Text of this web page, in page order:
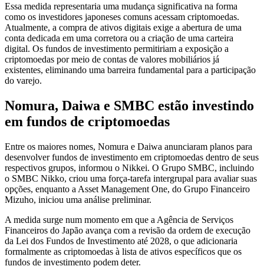
Essa medida representaria uma mudança significativa na forma
como os investidores japoneses comuns acessam criptomoedas.
Atualmente, a compra de ativos digitais exige a abertura de uma
conta dedicada em uma corretora ou a criação de uma carteira
digital. Os fundos de investimento permitiriam a exposição a
criptomoedas por meio de contas de valores mobiliários já
existentes, eliminando uma barreira fundamental para a participação
do varejo.
Nomura, Daiwa e SMBC estão investindo
em fundos de criptomoedas
Entre os maiores nomes, Nomura e Daiwa anunciaram planos para
desenvolver fundos de investimento em criptomoedas dentro de seus
respectivos grupos, informou o Nikkei. O Grupo SMBC, incluindo
o SMBC Nikko, criou uma força-tarefa intergrupal para avaliar suas
opções, enquanto a Asset Management One, do Grupo Financeiro
Mizuho, ​​iniciou uma análise preliminar.
A medida surge num momento em que a Agência de Serviços
Financeiros do Japão avança com a revisão da ordem de execução
da Lei dos Fundos de Investimento até 2028, o que adicionaria
formalmente as criptomoedas à lista de ativos específicos que os
fundos de investimento podem deter.